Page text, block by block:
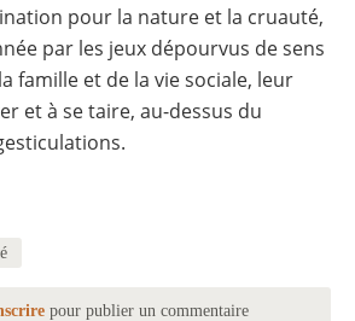
pour la nature et la cruauté,
par les jeux dépourvus de sens
famille et de la vie sociale, leur
et à se taire, au-dessus du
pour publier un commentaire